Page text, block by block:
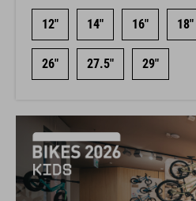
12" 14" 16" 18"
26" 27.5" 29"